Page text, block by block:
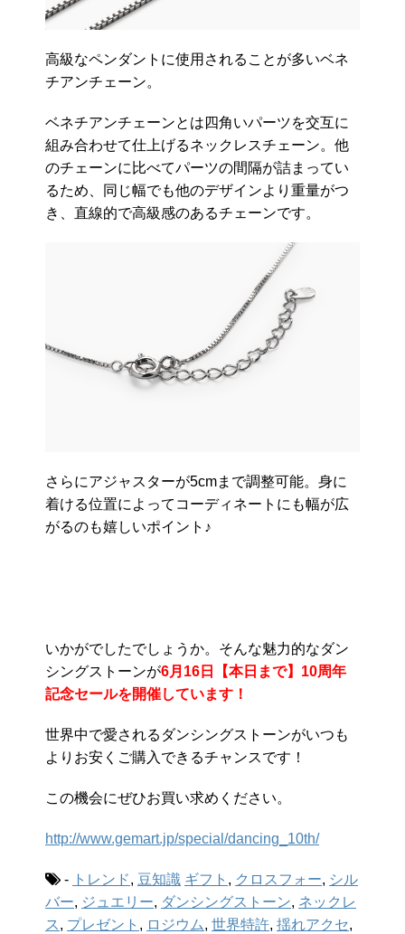
高級なペンダントに使用されることが多いベネ
チアンチェーン。
ベネチアンチェーンとは四角いパーツを交互に
組み合わせて仕上げるネックレスチェーン。他
のチェーンに比べてパーツの間隔が詰まってい
るため、同じ幅でも他のデザインより重量がつ
き、直線的で高級感のあるチェーンです。
さらにアジャスターが5cmまで調整可能。身に
着ける位置によってコーディネートにも幅が広
がるのも嬉しいポイント♪
いかがでしたでしょうか。そんな魅力的なダン
シングストーンが6月16日【本日まで】10周年
記念セールを開催しています！
世界中で愛されるダンシングストーンがいつも
よりお安くご購入できるチャンスです！
この機会にぜひお買い求めください。
http://www.gemart.jp/special/dancing_10th/
- トレンド, 豆知識 ギフト , クロスフォー, シル
バー, ジュエリー, ダンシングストーン, ネックレ
ス , プレゼント , ロジウム, 世界特許, 揺れアクセ,